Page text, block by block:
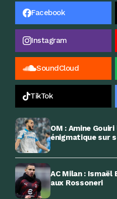
Facebook
Instagram
SoundCloud
TikTok
OM : Amine
énigmatique sur
AC Milan :
aux Rossoneri